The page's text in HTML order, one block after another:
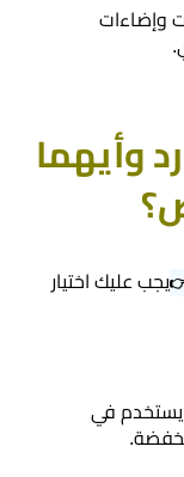
وإضاءات
وأيهما
يجب عليك اختيار
يستخدم في